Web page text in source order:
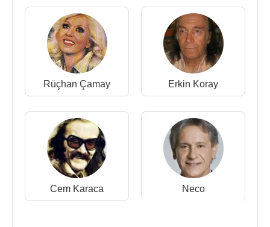
Kaynak:Biyografiler.com
Rüçhan Çamay Erkin Koray
Cem Karaca Neco